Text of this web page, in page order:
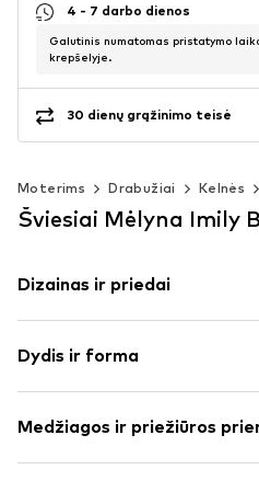
4 - 7 darbo dienos
Galutinis numatomas pristatymo
krepšelyje.
30 dienų grąžinimo teisė
Moterims Drabužiai Kelnės
Šviesiai Mėlyna Imily
Dizainas ir priedai
medvilnė
Drapiruotas / rauktas
Juosmens juosta su
Dydis ir forma
Pritaikomumas: Laisvas
Juosmens aukštis: vidutinis
Medžiagos ir priežiūros